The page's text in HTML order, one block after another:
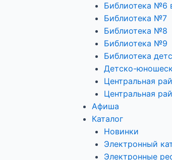
Библиотека №6
Библиотека №7
Библиотека №8
Библиотека №9
Библиотека
Детско-
Центральная
Центральная
Афиша
Каталог
Новинки
Электронный
Электронные